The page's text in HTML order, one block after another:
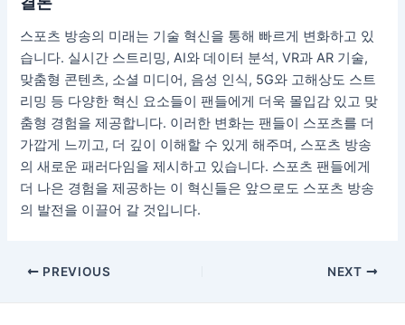
스포츠 방송의 미래는 기술 혁신을 통해 빠르게 변화하고 있
습니다. 실시간 스트리밍, AI와 데이터 분석, VR과 AR 기술,
맞춤형 콘텐츠, 소셜 미디어, 음성 인식, 5G와 고해상도 스트
리밍 등 다양한 혁신 요소들이 팬들에게 더욱 몰입감 있고 맞
춤형 경험을 제공합니다. 이러한 변화는 팬들이 스포츠를 더
가깝게 느끼고, 더 깊이 이해할 수 있게 해주며, 스포츠 방송
의 새로운 패러다임을 제시하고 있습니다. 스포츠 팬들에게
더 나은 경험을 제공하는 이 혁신들은 앞으로도 스포츠 방송
의 발전을 이끌어 갈 것입니다.
Post
PREVIOUS NEXT